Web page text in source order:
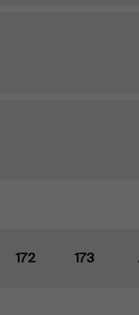
172 173